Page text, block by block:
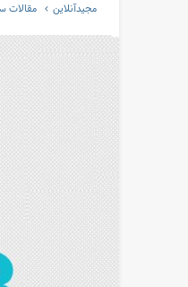
مجیدآنلاین مقالات